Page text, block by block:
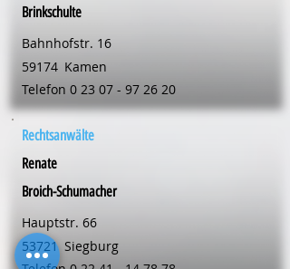
Brinkschulte
Bahnhofstr. 16
59174 Kamen
Telefon 0 23 07 - 97 26 20
Rechtsanwälte
Renate
Broich-Schumacher
Hauptstr. 66
53721 Siegburg